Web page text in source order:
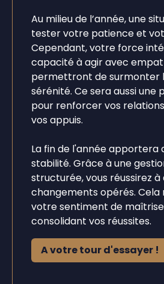
Au milieu de l’année, une
tester votre patience et
Cependant, votre force
capacité à agir avec
permettront de surmonter
sérénité. Ce sera aussi une
pour renforcer vos
vos appuis.
La fin de l'année apportera
stabilité. Grâce à une
structurée, vous réussirez
changements opérés.
votre sentiment de
consolidant vos réussites.
A votre tour d'essayer !